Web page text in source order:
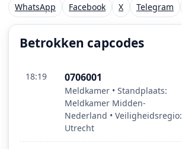
WhatsApp Facebook X Telegram
Betrokken capcodes
18:19 0706001
Meldkamer • Standplaats:
Meldkamer Midden-
Nederland • Veiligheidsregio:
Utrecht